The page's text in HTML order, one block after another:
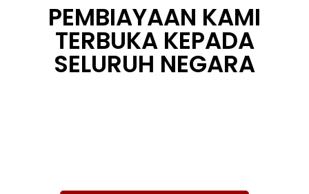
PEMBIAYAAN KAMI
TERBUKA KEPADA
SELURUH NEGARA